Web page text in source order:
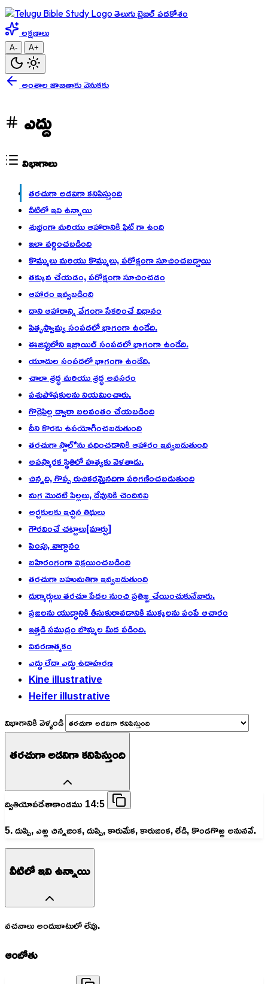
తెలుగు బైబిల్ పదకోశం
లక్షణాలు
A- A+
అంశాల జాబితాకు వెనుకకు
ఎద్దు
విభాగాలు
తరచుగా అడవిగా కనిపిస్తుంది
వీటిలో ఇవి ఉన్నాయి
శుభ్రంగా మరియు ఆహారానికి ఫిట్ గా ఉంది
ఇలా వర్ణించబడింది
కొమ్ములు మరియు కొమ్ములు, పరోక్షంగా సూచించబడ్డాయి
తక్కువ చేయడం, పరోక్షంగా సూచించడం
ఆహారం ఇవ్వబడింది
దాని ఆహారాన్ని వేగంగా సేకరించే విధానం
పితృస్వామ్య సంపదలో భాగంగా ఉండేది.
ఈజిప్టులోని ఇజ్రాయిల్ సంపదలో భాగంగా ఉండేది.
యూదుల సంపదలో భాగంగా ఉండేది.
చాలా శ్రద్ధ మరియు శ్రద్ధ అవసరం
పశుపోషకులను నియమించారు.
గొర్రెపిల్ల ద్వారా బలవంతం చేయబడింది
దీని కొరకు ఉపయోగించబడుతుంది
తరచుగా స్టాల్*ను వధించడానికి ఆహారం ఇవ్వబడుతుంది
అపస్మారక స్థితిలో హత్యకు వెళతాడు.
చిన్నది, గొప్ప రుచికరమైనదిగా పరిగణించబడుతుంది
మగ మొదటి పిల్లలు, దేవునికి చెందినవి
అర్చకులకు ఇచ్చిన తిథులు
గౌరవించే చట్టాలు[మార్చు]
పెంపు, వాగ్దానం
బహిరంగంగా విక్రయించబడింది
తరచుగా బహుమతిగా ఇవ్వబడుతుంది
దుర్మార్గులు తరచూ పేదల నుంచి ప్రతిజ్ఞ చేయించుకునేవారు.
ప్రజలను యుద్ధానికి తీసుకురావడానికి ముక్కలను పంపే ఆచారం
ఇత్తడి సముద్రం బొమ్మల మీద పడింది.
వివరణాత్మకం
ఎద్దు లేదా ఎద్దు ఉదాహరణ
Kine illustrative
Heifer illustrative
విభాగానికి వెళ్ళండి
తరచుగా అడవిగా కనిపిస్తుంది
ద్వితియోపదేశాకాండము 14:5
5. దుప్పి, ఎఱ్ఱ చిన్నజింక, దుప్పి, కారుమేక, కారుజింక, లేడి, కొండగొఱ్ఱ అనునవే.
వీటిలో ఇవి ఉన్నాయి
వచనాలు అందుబాటులో లేవు.
ఆంబోతు